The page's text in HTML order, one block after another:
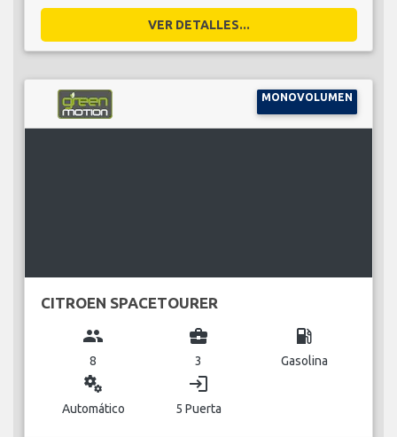
VER DETALLES...
MONOVOLUMEN
CITROEN SPACETOURER
group
8
business_center
3
local_gas_station
Gasolina
miscellaneous_services
Automático
login
5 Puerta